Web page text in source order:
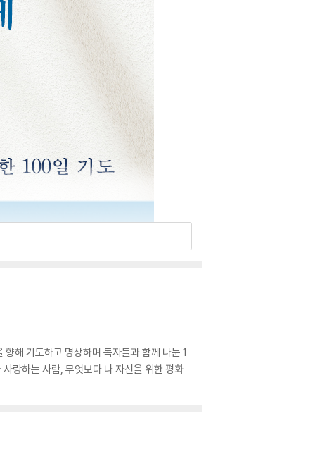
향해 기도하고 명상하며 독자들과 함께 나눈 1
랑하는 사람, 무엇보다 나 자신을 위한 평화